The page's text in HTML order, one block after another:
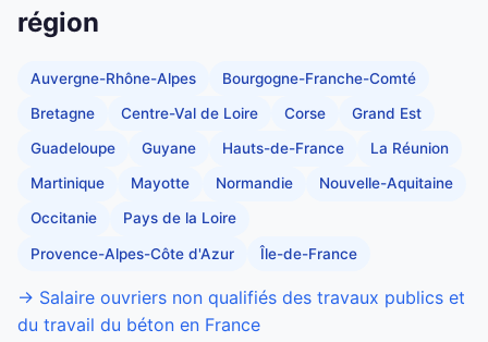
région
Auvergne-Rhône-Alpes Bourgogne-Franche-Comté
Bretagne Centre-Val de Loire Corse Grand Est
Guadeloupe Guyane Hauts-de-France La Réunion
Martinique Mayotte Normandie Nouvelle-Aquitaine
Occitanie Pays de la Loire
Provence-Alpes-Côte d'Azur Île-de-France
→ Salaire ouvriers non qualifiés des travaux publics et
du travail du béton en France